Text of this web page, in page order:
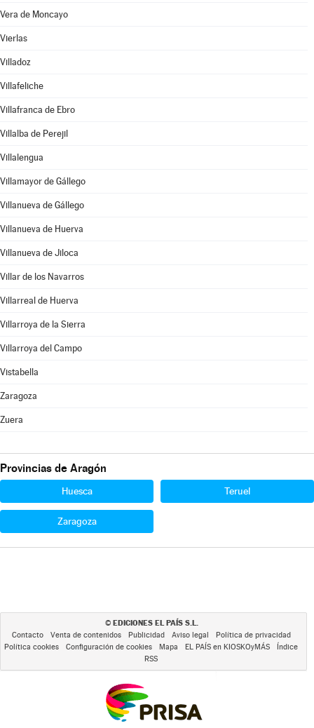
Vera de Moncayo
Vierlas
Villadoz
Villafeliche
Villafranca de Ebro
Villalba de Perejil
Villalengua
Villamayor de Gállego
Villanueva de Gállego
Villanueva de Huerva
Villanueva de Jiloca
Villar de los Navarros
Villarreal de Huerva
Villarroya de la Sierra
Villarroya del Campo
Vistabella
Zaragoza
Zuera
Provincias de Aragón
Huesca Teruel
Zaragoza
© EDICIONES EL PAÍS S.L.
Contacto Venta de contenidos Publicidad Aviso legal
Política de privacidad
Política cookies
Configuración de cookies Mapa EL PAÍS en KIOSKOyMÁS
Índice
RSS